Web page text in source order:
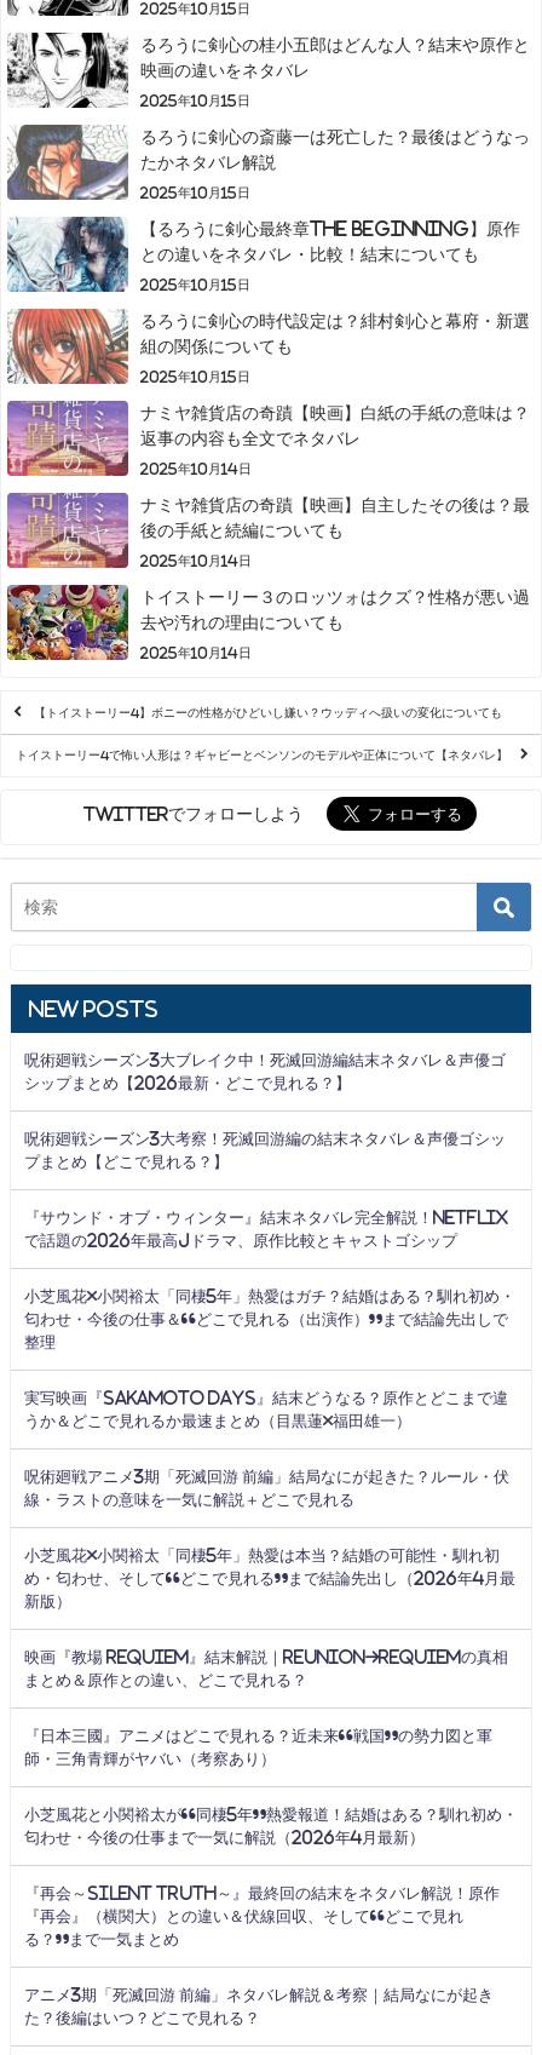
2025年10月15日
るろうに剣心の桂小五郎はどんな人？結末や原作と
映画の違いをネタバレ
2025年10月15日
るろうに剣心の斎藤一は死亡した？最後はどうなっ
たかネタバレ解説
2025年10月15日
【るろうに剣心最終章The Beginning】原作
との違いをネタバレ・比較！結末についても
2025年10月15日
るろうに剣心の時代設定は？緋村剣心と幕府・新選
組の関係についても
2025年10月15日
ナミヤ雑貨店の奇蹟【映画】白紙の手紙の意味は？
返事の内容も全文でネタバレ
2025年10月14日
ナミヤ雑貨店の奇蹟【映画】自主したその後は？最
後の手紙と続編についても
2025年10月14日
トイストーリー３のロッツォはクズ？性格が悪い過
去や汚れの理由についても
2025年10月14日
【トイストーリー4】ボニーの性格がひどいし嫌い？ウッディへ扱いの変化についても
トイストーリー4で怖い人形は？ギャビーとベンソンのモデルや正体について【ネタバレ】
Twitterでフォローしよう
New Posts
呪術廻戦シーズン3大ブレイク中！死滅回游編結末ネタバレ＆声優ゴ
シップまとめ【2026最新・どこで見れる？】
呪術廻戦シーズン3大考察！死滅回游編の結末ネタバレ＆声優ゴシッ
プまとめ【どこで見れる？】
『サウンド・オブ・ウィンター』結末ネタバレ完全解説！Netflix
で話題の2026年最高Jドラマ、原作比較とキャストゴシップ
小芝風花×小関裕太「同棲5年」熱愛はガチ？結婚はある？馴れ初め・
匂わせ・今後の仕事＆“どこで見れる（出演作）”まで結論先出しで
整理
実写映画『SAKAMOTO DAYS』結末どうなる？原作とどこまで違
うか＆どこで見れるか最速まとめ（目黒蓮×福田雄一）
呪術廻戦アニメ3期「死滅回游 前編」結局なにが起きた？ルール・伏
線・ラストの意味を一気に解説＋どこで見れる
小芝風花×小関裕太「同棲5年」熱愛は本当？結婚の可能性・馴れ初
め・匂わせ、そして“どこで見れる”まで結論先出し（2026年4月最
新版）
映画『教場 Requiem』結末解説｜Reunion→Requiemの真相
まとめ＆原作との違い、どこで見れる？
『日本三國』アニメはどこで見れる？近未来“戦国”の勢力図と軍
師・三角青輝がヤバい（考察あり）
小芝風花と小関裕太が“同棲5年”熱愛報道！結婚はある？馴れ初め・
匂わせ・今後の仕事まで一気に解説（2026年4月最新）
『再会～Silent Truth～』最終回の結末をネタバレ解説！原作
『再会』（横関大）との違い＆伏線回収、そして“どこで見れ
る？”まで一気まとめ
アニメ3期「死滅回游 前編」ネタバレ解説＆考察｜結局なにが起き
た？後編はいつ？どこで見れる？